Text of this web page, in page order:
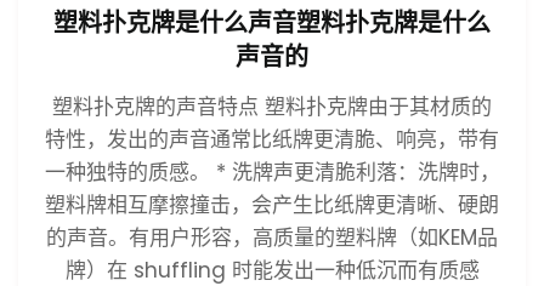
塑料扑克牌是什么声音塑料扑克牌是什么
声音的
塑料扑克牌的声音特点 塑料扑克牌由于其材质的
特性，发出的声音通常比纸牌更清脆、响亮，带有
一种独特的质感。 * 洗牌声更清脆利落：洗牌时，
塑料牌相互摩擦撞击，会产生比纸牌更清晰、硬朗
的声音。有用户形容，高质量的塑料牌（如KEM品
牌）在 shuffling 时能发出一种低沉而有质感